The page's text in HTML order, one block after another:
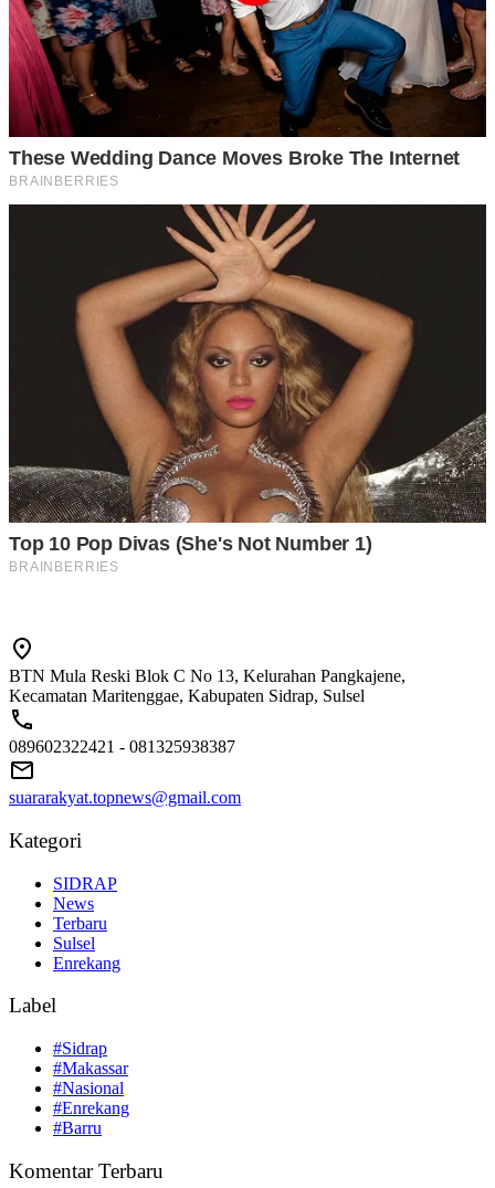
BTN Mula Reski Blok C No 13, Kelurahan Pangkajene,
Kecamatan Maritenggae, Kabupaten Sidrap, Sulsel
089602322421 - 081325938387
suararakyat.topnews@gmail.com
Kategori
SIDRAP
News
Terbaru
Sulsel
Enrekang
Label
#Sidrap
#Makassar
#Nasional
#Enrekang
#Barru
Komentar Terbaru